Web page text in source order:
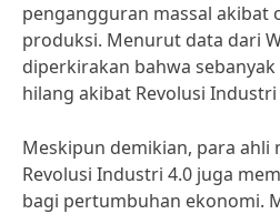
pengangguran massal akibat
produksi. Menurut data dari
diperkirakan bahwa
hilang akibat Revolusi
Meskipun demikian, para ahli
Revolusi Industri 4.0 juga
bagi pertumbuhan ekonomi.